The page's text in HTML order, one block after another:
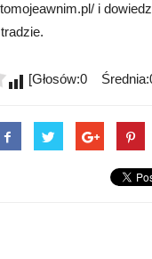
i
[Głosów:0